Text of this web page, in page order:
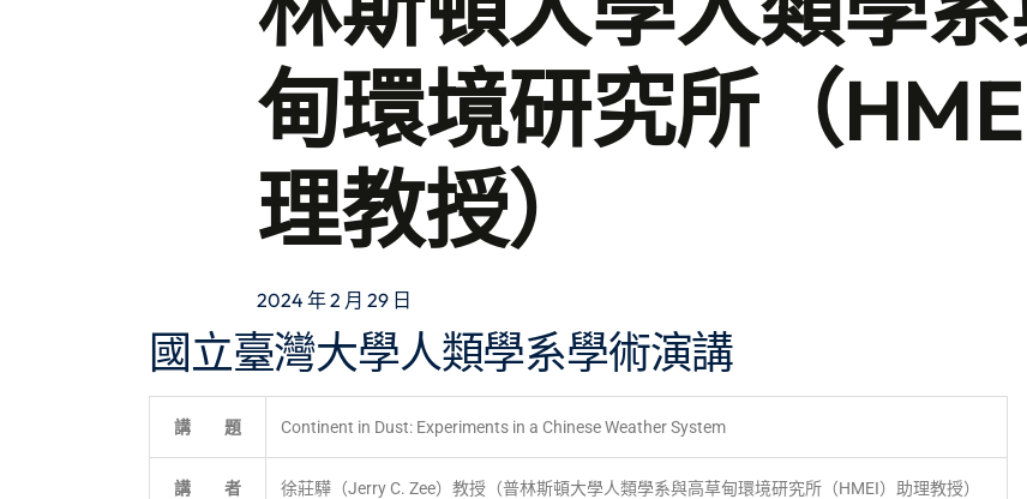
甸環境研究所（
理教授）
2024 年 2 月 29 日
國立臺灣大學人類學系學術演講
講 題 Continent in Dust: Experiments in a Chinese Weather System
講 者 徐莊驊（Jerry C. Zee）教授（普林斯頓大學人類學系與高草甸環境研究所（HMEI）助理教授）